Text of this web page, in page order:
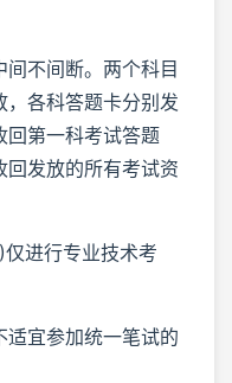
不间断。两个科目
各科答题卡分别发
回第一科考试答题
发放的所有考试资
进行专业技术考
宜参加统一笔试的